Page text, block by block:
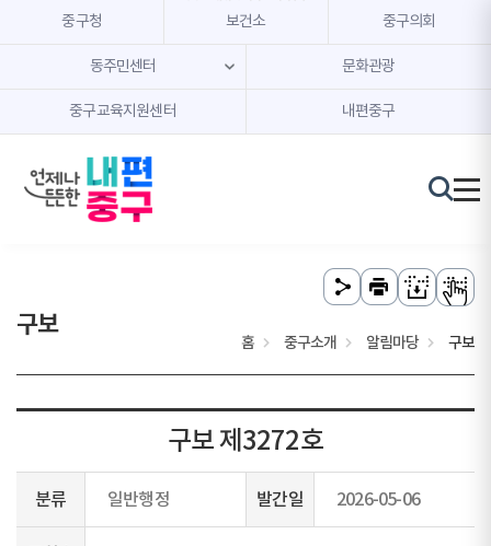
본문 내용 바로가기
주메뉴 바로가기
중구청 보건소 중구의회
동주민센터 문화관광
중구교육지원센터 내편중구
구보
홈 중구소개 알림마당 구보
구보 제3272호
분류 일반행정 발간일 2026-05-06